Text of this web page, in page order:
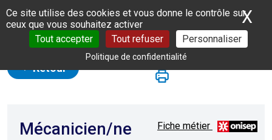
Panneau de gestion des cookies
Ce site utilise des cookies et vous donne le contrôle sur
ceux que vous souhaitez activer
Tout accepter
Tout refuser Personnaliser
Politique de confidentialité
X
Retour
Mécanicien/ne
Fiche métier